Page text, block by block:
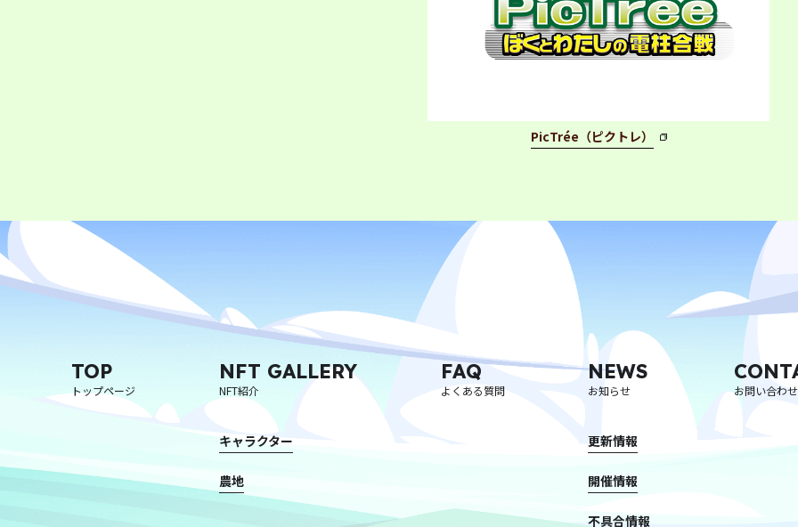
PicTrée（ピクトレ）
TOP
トップページ
NFT GALLERY
NFT紹介
キャラクター
農地
FAQ
よくある質問
NEWS
お知らせ
更新情報
開催情報
不具合情報
お問い合わせ